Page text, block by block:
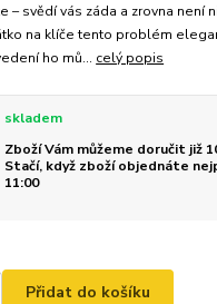
– svědí vás záda a zrovna není
na klíče tento problém
ho mů... celý popis
skladem
Zboží Vám můžeme doručit již
Stačí, když zboží objednáte
11:00
Přidat do košíku